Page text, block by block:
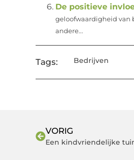
De positieve
geloofwaardigheid van
andere...
Tags: Bedrijven
VORIG
Een kindvriendelijke